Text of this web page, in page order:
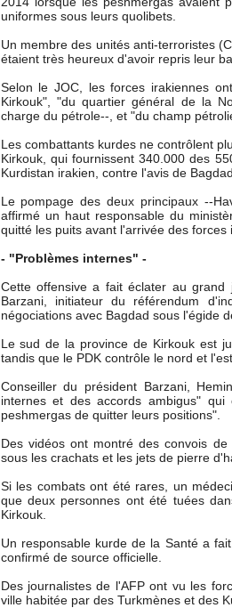
uniformes sous leurs quolibets.
Un membre des unités anti-terroristes
étaient très heureux d'avoir repris leur
Selon le JOC, les forces irakiennes
Kirkouk", "du quartier général de la
charge du pétrole--, et "du champ
Les combattants kurdes ne contrôlent
Kirkouk, qui fournissent 340.000 des
Kurdistan irakien, contre l'avis de Bagdad.
Le pompage des deux principaux --
affirmé un haut responsable du
quitté les puits avant l'arrivée des forces
- "Problèmes internes" -
Cette offensive a fait éclater au
Barzani, initiateur du référendum
négociations avec Bagdad sous l'égide
Le sud de la province de Kirkouk est
tandis que le PDK contrôle le nord et l'est.
Conseiller du président Barzani,
internes et des accords ambigus"
peshmergas de quitter leurs positions".
Des vidéos ont montré des convois
sous les crachats et les jets de pierre
Si les combats ont été rares, un
que deux personnes ont été tuées
Kirkouk.
Un responsable kurde de la Santé a
confirmé de source officielle.
Des journalistes de l'AFP ont vu les
ville habitée par des Turkmènes et des